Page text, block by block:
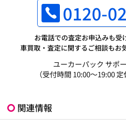
0120-
お電話での査定お申込みも受
車買取・査定に関するご相談もお
ユーカーパック サポ
（受付時間 10:00～19:00
関連情報